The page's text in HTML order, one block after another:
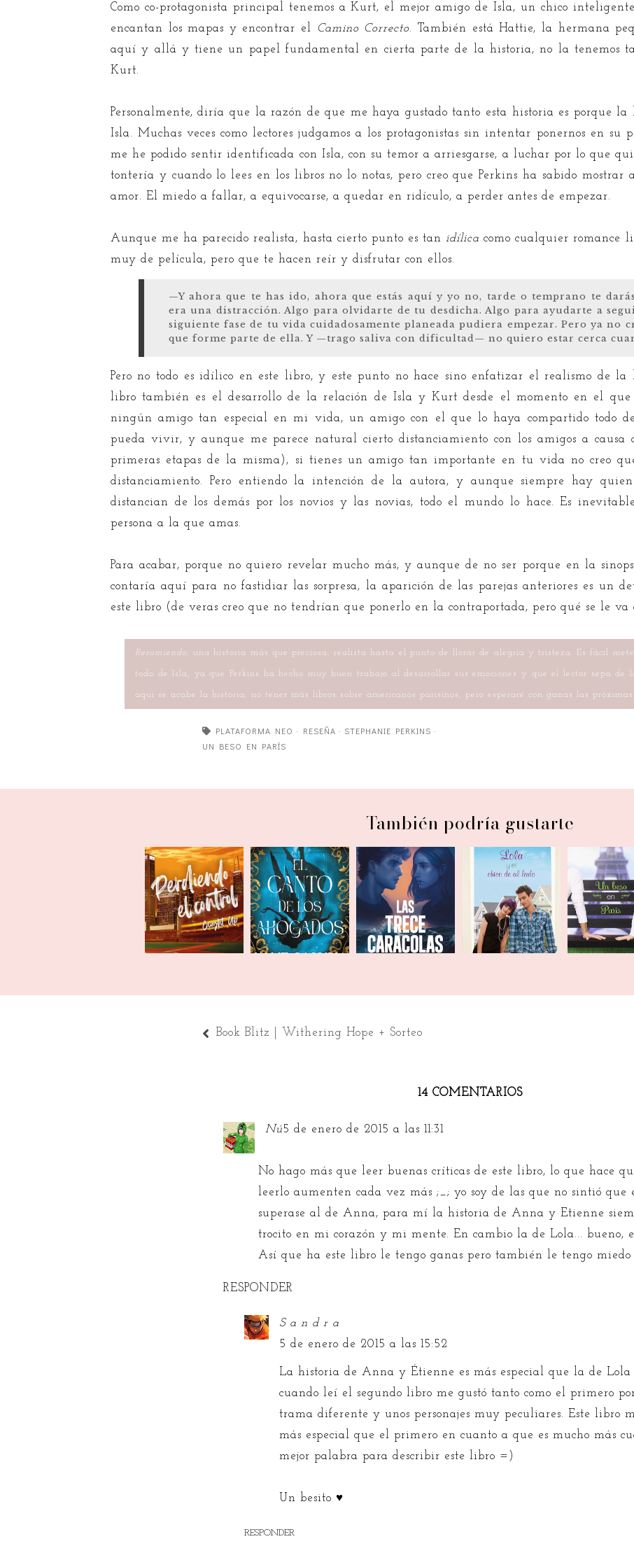
Como co-protagonista principal tenemos a Kurt, el mejor amigo de Isla, un chico
encantan los mapas y encontrar el
Camino Correcto. También está Hattie, la hermana
aquí y allá y tiene un papel fundamental en cierta parte de la historia, no la tenemos
Kurt.
Personalmente, diría que la razón de que me haya gustado tanto esta historia es porque
Isla. Muchas veces como lectores judgamos a los protagonistas sin intentar ponernos en su
me he podido sentir identificada con Isla, con su temor a arriesgarse, a luchar por lo que
tontería y cuando lo lees en los libros no lo notas, pero creo que Perkins ha sabido
amor. El miedo a fallar, a equivocarse, a quedar en ridículo, a perder antes de empezar.
Aunque me ha parecido realista, hasta cierto punto es tanidílica como cualquier romance
muy de película, pero que te hacen reír y disfrutar con ellos.
—Y ahora que te has ido, ahora que estás aquí y yo no, tarde o temprano te
era una distracción. Algo para olvidarte de tu desdicha. Algo para ayudarte a
siguiente fase de tu vida cuidadosamente planeada pudiera empezar. Pero ya no
que forme parte de ella. Y —trago saliva con dificultad— no quiero estar cerca
Pero no todo es idílico en este libro, y este punto no hace sino enfatizar el realismo de
libro también es el desarrollo de la relación de Isla y Kurt desde el momento en el que
ningún amigo tan especial en mi vida, un amigo con el que lo haya compartido todo
pueda vivir, y aunque me parece natural cierto distanciamiento con los amigos a causa
primeras etapas de la misma), si tienes un amigo tan importante en tu vida no creo
distanciamiento. Pero entiendo la intención de la autora, y aunque siempre hay
distancian de los demás por los novios y las novias, todo el mundo lo hace. Es
persona a la que amas.
Para acabar, porque no quiero revelar mucho más, y aunque de no ser porque en la
contaría aquí para no fastidiar las sorpresa, la aparición de las parejas anteriores es un
este libro (de veras creo que no tendrían que ponerlo en la contraportada, pero qué se le va
Resumiendo , una historia más que preciosa, realista hasta el punto de llorar de alegría y tristeza. Es fácil
todo de Isla, ya que Perkins ha hecho muy buen trabajo al desarrollar sus emociones y que el lector sepa de
aquí se acabe la historia, no tener más libros sobre americanos parisinos, pero esperaré con ganas las
PLATAFORMA NEO · RESEÑA · STEPHANIE PERKINS ·
UN BESO EN PARÍS
También podría gustarte
Perdiendo el
control
El canto de los
ahogados
Las trece
caracolas
Lola y el chico
de al lado
Un beso en
Book Blitz | Withering Hope + Sorteo
14 COMENTARIOS
Nú5 de enero de 2015 a las 11:31
No hago más que leer buenas críticas de este libro, lo que hace
leerlo aumenten cada vez más ;_; yo soy de las que no sintió
superase al de Anna, para mí la historia de Anna y Etienne
trocito en mi corazón y mi mente. En cambio la de Lola... bueno,
Así que ha este libro le tengo ganas pero también le tengo miedo
RESPONDER
S a n d r a
5 de enero de 2015 a las 15:52
La historia de Anna y Étienne es más especial que la de Lola
cuando leí el segundo libro me gustó tanto como el primero
trama diferente y unos personajes muy peculiares. Este libro
más especial que el primero en cuanto a que es mucho más
mejor palabra para describir este libro =)
Un besito ♥
RESPONDER